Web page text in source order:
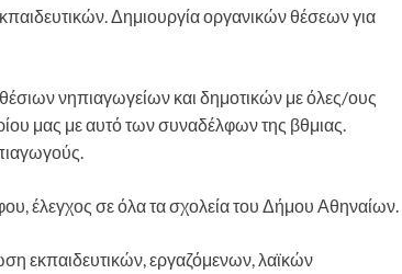
Δημιουργία οργανικών θέσεων για
νηπιαγωγείων και δημοτικών με όλες/ους
μας με αυτό των συναδέλφων της βθμιας.
έλεγχος σε όλα τα σχολεία του Δήμου Αθηναίων.
εκπαιδευτικών, εργαζόμενων, λαϊκών